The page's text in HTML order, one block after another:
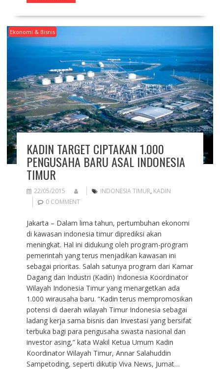
Ekonomi & Bisnis
KADIN TARGET CIPTAKAN 1.000
PENGUSAHA BARU ASAL INDONESIA
TIMUR
22/05/2015 INDONESIA TIMUR, KADIN
0 COMMENT
Jakarta – Dalam lima tahun, pertumbuhan ekonomi
di kawasan indonesia timur diprediksi akan
meningkat. Hal ini didukung oleh program-program
pemerintah yang terus menjadikan kawasan ini
sebagai prioritas. Salah satunya program dari Kamar
Dagang dan Industri (Kadin) Indonesia Koordinator
Wilayah Indonesia Timur yang menargetkan ada
1.000 wirausaha baru. “Kadin terus mempromosikan
potensi di daerah wilayah Timur Indonesia sebagai
ladang kerja sama bisnis dan Investasi yang bersifat
terbuka bagi para pengusaha swasta nasional dan
investor asing,” kata Wakil Ketua Umum Kadin
Koordinator Wilayah Timur, Annar Salahuddin
Sampetoding, seperti dikutip Viva News, Jumat…